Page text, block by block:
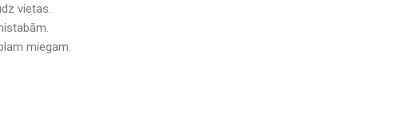
vietas.
miegam.